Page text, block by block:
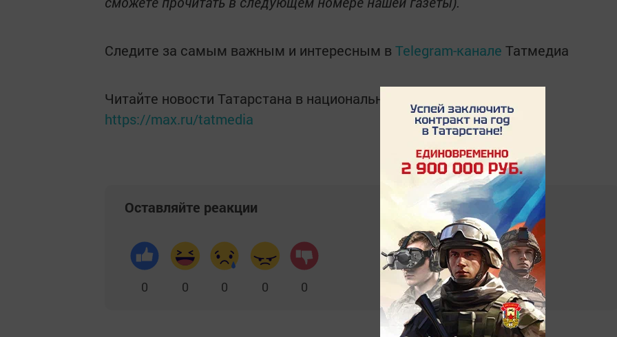
Следите за самым важным и интересным в Telegram-канале Татмедиа
Читайте новости Татарстана в национальном мессенджере MАХ:
https://max.ru/tatmedia
Оставляйте реакции
0 0 0 0 0